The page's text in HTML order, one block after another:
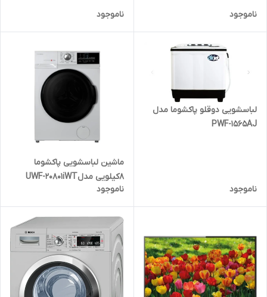
ناموجود ناموجود
لباسشویی دوقلو پاکشوما مدل
PWF-1565AJ
ناموجود
ماشین لباسشویی پاکشوما
۸کیلویی مدلUWF-20801iWT
تمام اتوماتیک
ناموجود